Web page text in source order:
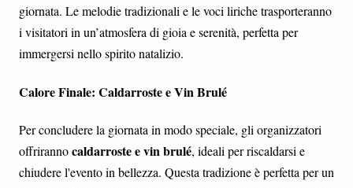
giornata. Le melodie tradizionali e le voci liriche trasporteranno
i visitatori in un’atmosfera di gioia e serenità, perfetta per
immergersi nello spirito natalizio.
Calore Finale: Caldarroste e Vin Brulé
Per concludere la giornata in modo speciale, gli organizzatori
offrirannocaldarroste e vin brulé, ideali per riscaldarsi e
chiudere l'evento in bellezza. Questa tradizione è perfetta per un